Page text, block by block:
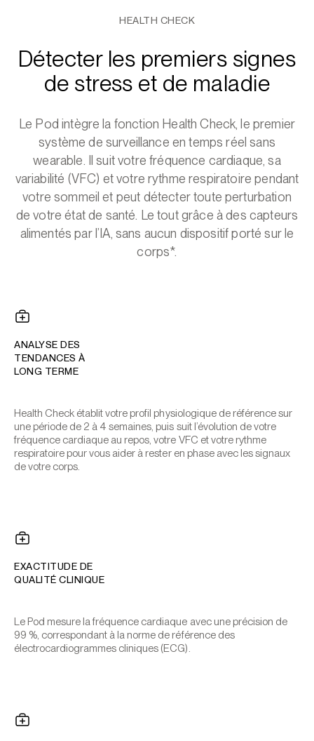
HEALTH CHECK
Détecter les premiers signes
de stress et de maladie
Le Pod intègre la fonction Health Check, le premier
système de surveillance en temps réel sans
wearable. Il suit votre fréquence cardiaque, sa
variabilité (VFC) et votre rythme respiratoire pendant
votre sommeil et peut détecter toute perturbation
de votre état de santé. Le tout grâce à des capteurs
alimentés par l’IA, sans aucun dispositif porté sur le
corps*.
ANALYSE DES
TENDANCES À
LONG TERME
Health Check établit votre profil physiologique de référence sur
une période de 2 à 4 semaines, puis suit l’évolution de votre
fréquence cardiaque au repos, votre VFC et votre rythme
respiratoire pour vous aider à rester en phase avec les signaux
de votre corps.
EXACTITUDE DE
QUALITÉ CLINIQUE
Le Pod mesure la fréquence cardiaque avec une précision de
99 %, correspondant à la norme de référence des
électrocardiogrammes cliniques (ECG).